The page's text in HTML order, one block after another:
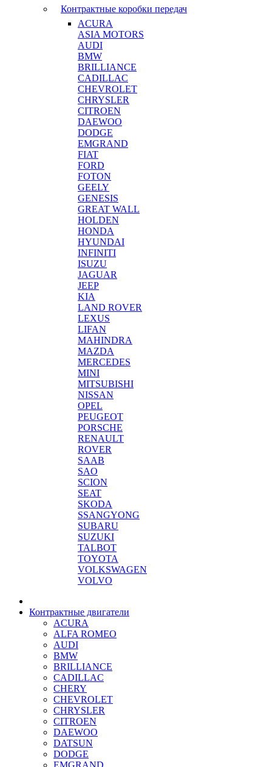
Контрактные коробки передач
ACURA
ASIA MOTORS
AUDI
BMW
BRILLIANCE
CADILLAC
CHEVROLET
CHRYSLER
CITROEN
DAEWOO
DODGE
EMGRAND
FIAT
FORD
FOTON
GEELY
GENESIS
GREAT WALL
HOLDEN
HONDA
HYUNDAI
INFINITI
ISUZU
JAGUAR
JEEP
KIA
LAND ROVER
LEXUS
LIFAN
MAHINDRA
MAZDA
MERCEDES
MINI
MITSUBISHI
NISSAN
OPEL
PEUGEOT
PORSCHE
RENAULT
ROVER
SAAB
SAO
SCION
SEAT
SKODA
SSANGYONG
SUBARU
SUZUKI
TALBOT
TOYOTA
VOLKSWAGEN
VOLVO
Контрактные двигатели
ACURA
ALFA ROMEO
AUDI
BMW
BRILLIANCE
CADILLAC
CHERY
CHEVROLET
CHRYSLER
CITROEN
DAEWOO
DATSUN
DODGE
EMGRAND